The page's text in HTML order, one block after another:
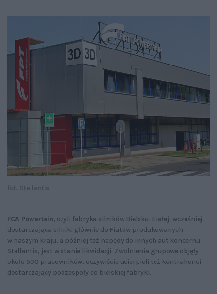
FCA Powertain, czyli fabryka silników Bielsku-Białej, wcześniej
dostarczająca silniki głównie do Fiatów produkowanych
w naszym kraju, a później też napędy do innych aut koncernu
Stellantis, jest w stanie likwidacji. Zwolnienia grupowe objęły
około 500 pracowników, oczywiście ucierpieli też kontrahenci
dostarczający podzespoły do bielskiej fabryki.